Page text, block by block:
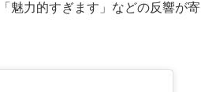
魅力的すぎます」などの反響が寄